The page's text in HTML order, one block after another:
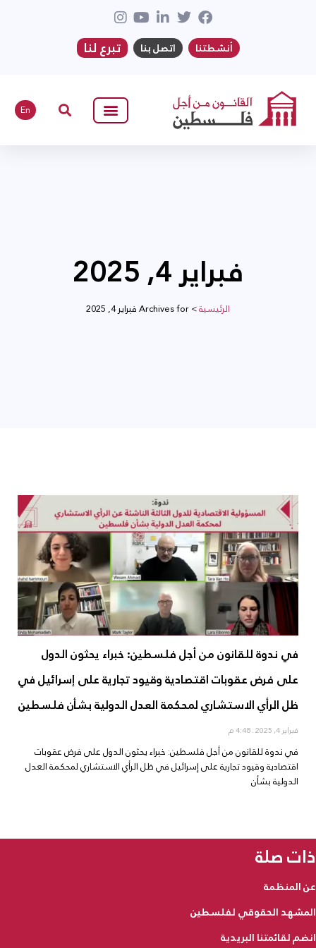
أنشطتنا اتصل بنا تبرع لنا
En
فبراير 4, 2025
الرئيسية>Archives for فبراير 4, 2025
في ندوة للقانون من أجل فلسطين: خبراء يحثون الدول
على فرض عقوبات اقتصادية وقيود تجارية على إسرائيل في
ظل الرأي الاستشاري لمحكمة العدل الدولية بشأن فلسطين
فبراير 4, 2025
في ندوة للقانون من أجل فلسطين: خبراء يحثون الدول على فرض عقوبات
اقتصادية وقيود تجارية على إسرائيل في ظل الرأي الاستشاري لمحكمة العدل
الدولية بشأن
ذات صلة
عن المنظمة
المشهد الحقوقي لفلسطين
انضم لقائمتنا البريدية